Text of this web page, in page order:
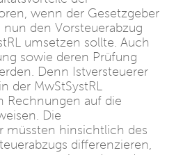
wenn der Gesetzgeber
den Vorsteuerabzug
umsetzen sollte. Auch
sowie deren Prüfung
Denn Istversteuerer
der MwStSystRL
Rechnungen auf die
Die
müssten hinsichtlich des
differenzieren,